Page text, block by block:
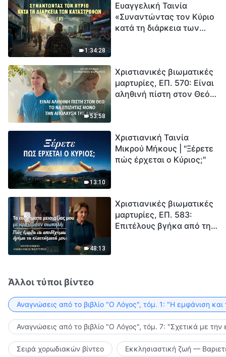
1:34:28
Ευαγγελική Ταινία
«Συναντώντας τον Κύριο
κατά τη διάρκεια των
εξαφάνισης». Οι
καταστροφές χτυπούν.
Ξεκινά η αντίστροφη
53:58
Χριστιανικές βιωματικές
μαρτυρίες, ΕΠ. 570: Είναι
αληθινή πίστη στον Θεό
13:10
Χριστιανική Ταινία
Μικρού Μήκους | "Ξέρετε
πώς έρχεται ο Κύριος;"
48:13
Χριστιανικές βιωματικές
μαρτυρίες, ΕΠ. 583:
Επιτέλους βγήκα από τη
Άλλοι τύποι βίντεο
Αναγνώσεις από το βιβλίο "Ο Λόγος", τόμ. 1: "Η εμφάνιση
Αναγνώσεις από το βιβλίο "Ο Λόγος", τόμ. 7: "Σχετικά με την
Σειρά χορωδιακών βίντεο Εκκλησιαστική ζωή —